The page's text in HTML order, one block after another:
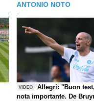
ANTONIO NOTO
VIDEO
Allegri: "Buon
nota importante. De